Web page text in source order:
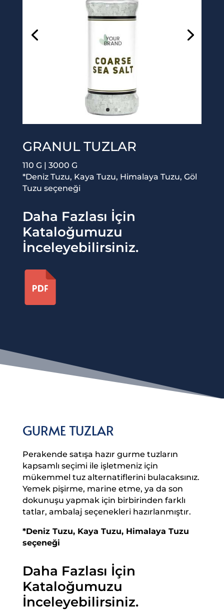
GRANUL TUZLAR
110 G | 3000 G
*Deniz Tuzu, Kaya Tuzu, Himalaya Tuzu, Göl
Tuzu seçeneği
Daha Fazlası İçin
Kataloğumuzu
İnceleyebilirsiniz.
GURME TUZLAR
Perakende satışa hazır gurme tuzların
kapsamlı seçimi ile işletmeniz için
mükemmel tuz alternatiflerini bulacaksınız.
Yemek pişirme, marine etme, ya da son
dokunuşu yapmak için birbirinden farklı
tatlar, ambalaj seçenekleri hazırlanmıştır.
*Deniz Tuzu, Kaya Tuzu, Himalaya Tuzu
seçeneği
Daha Fazlası İçin
Kataloğumuzu
İnceleyebilirsiniz.